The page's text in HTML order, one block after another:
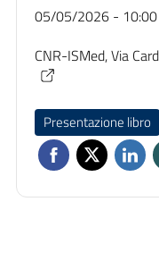
05/05/2026 - 10:00
CNR-ISMed, Via
Presentazione libro